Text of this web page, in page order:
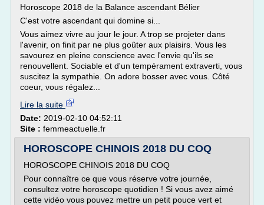
Horoscope 2018 de la Balance ascendant Bélier
C'est votre ascendant qui domine si...
Vous aimez vivre au jour le jour. A trop se projeter dans
l'avenir, on finit par ne plus goûter aux plaisirs. Vous les
savourez en pleine conscience avec l'envie qu'ils se
renouvellent. Sociable et d'un tempérament extraverti, vous
suscitez la sympathie. On adore bosser avec vous. Côté
coeur, vous régalez...
Lire la suite
Date: 2019-02-10 04:52:11
Site : femmeactuelle.fr
HOROSCOPE CHINOIS 2018 DU COQ
HOROSCOPE CHINOIS 2018 DU COQ
Pour connaître ce que vous réserve votre journée,
consultez votre horoscope quotidien ! Si vous avez aimé
cette vidéo vous pouvez mettre un petit pouce vert et